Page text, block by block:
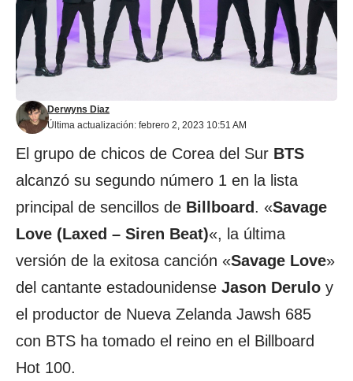
Última actualización: febrero 2, 2023 10:51 AM
Derwyns Diaz
El grupo de chicos de Corea del Sur BTS
alcanzó su segundo número 1 en la lista
principal de sencillos de Billboard . «Savage
Love (Laxed – Siren Beat)«, la última
versión de la exitosa canción «Savage Love»
del cantante estadounidense Jason Derulo y
el productor de Nueva Zelanda Jawsh 685
con BTS ha tomado el reino en el Billboard
Hot 100.